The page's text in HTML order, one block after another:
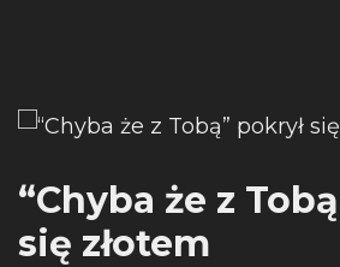
“Chyba że z
się złotem